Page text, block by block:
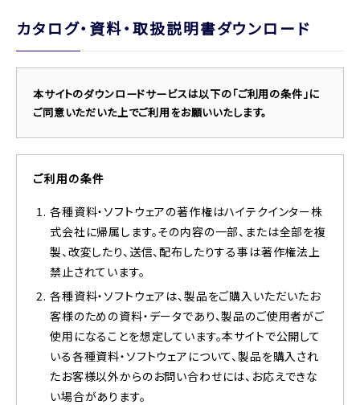
カタログ・資料・取扱説明書ダウンロード
本サイトのダウンロードサービスは以下の「ご利用の条件」に
ご同意いただいた上でご利用をお願いいたします。
ご利用の条件
各種資料・ソフトウェアの著作権はハイテクインター株
式会社に帰属します。その内容の一部、または全部を複
製、改変したり、送信、配布したりする事は著作権法上
禁止されています。
各種資料・ソフトウェアは、製品をご購入いただいたお
客様のための資料・データであり、製品のご使用者がご
使用になることを想定しています。本サイトで公開して
いる各種資料・ソフトウェアについて、製品を購入され
たお客様以外からのお問い合わせには、お応えできな
い場合があります。